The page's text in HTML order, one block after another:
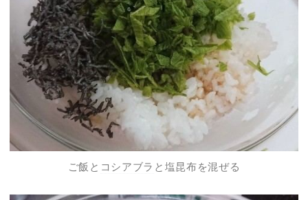
ご飯と コシアブラ と塩昆布を混ぜる